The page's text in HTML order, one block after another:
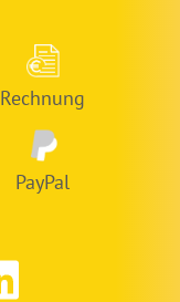
Rechnung
PayPal